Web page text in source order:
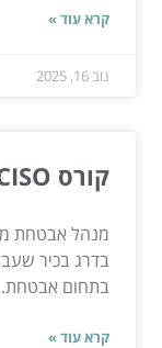
קרא עוד »
נוב 16, 2025
קורס CISO – למי זה מתאים?
בדרג בכיר
בתחום
קרא עוד »